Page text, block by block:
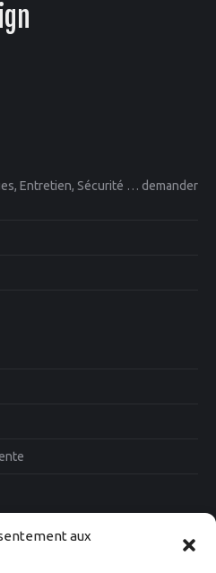
aux
Entretien, Sécurité … demander
en contact